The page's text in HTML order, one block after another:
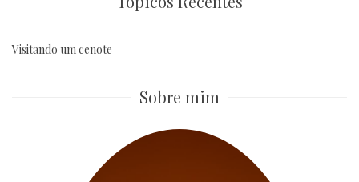
Visitando um cenote
Sobre mim